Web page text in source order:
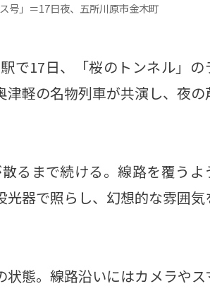
号」＝17日夜、五所川原市金木町
で17日、「桜のトンネル」の
軽の名物列車が共演し、夜の
るまで続ける。線路を覆うよ
器で照らし、幻想的な雰囲気
態。線路沿いにはカメラやス